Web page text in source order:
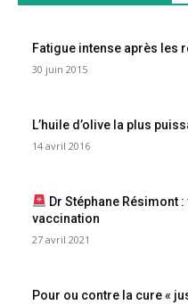
Fatigue intense après les
30 juin 2015
L’huile d’olive la plus
14 avril 2016
Dr Stéphane Résimont
vaccination
27 avril 2021
Pour ou contre la cure «